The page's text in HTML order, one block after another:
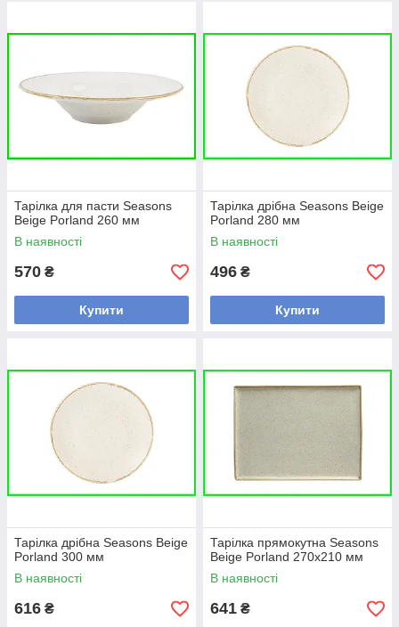
Тарілка для пасти Seasons
Beige Porland 260 мм
В наявності
570 ₴
Купити
Тарілка дрібна Seasons Beige
Porland 280 мм
В наявності
496 ₴
Купити
Тарілка дрібна Seasons Beige
Porland 300 мм
В наявності
616 ₴
Тарілка прямокутна Seasons
Beige Porland 270х210 мм
В наявності
641 ₴